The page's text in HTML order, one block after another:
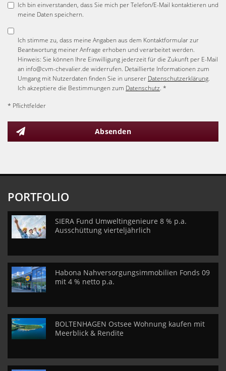
Ich bin einverstanden, dass Sie mich per Telefon/E-Mail kontaktieren und
meine Daten speichern.
Ich stimme zu, dass meine Angaben aus dem Kontaktformular zur
Beantwortung meiner Anfrage erhoben und verarbeitet werden.
Hinweis: Sie können Ihre Einwilligung jederzeit für die Zukunft per E-Mail
an info@cvm-chevalier.de widerrufen. Detaillierte Informationen zum
Umgang mit Nutzerdaten finden Sie in unserer Datenschutzerklärung.
Ich akzeptiere die Bestimmungen zum Datenschutz. *
* Pflichtfelder
Absenden
PORTFOLIO
SIERA Fund Umweltingenieure 8 % p.a.
Ausschüttung vierteljährlich
Habona Nahversorgungsimmobilien Fonds 09
mit 4 % netto p.a.
BOLTENHAGEN Ostsee Wohnung kaufen mit
Meerblick & Rendite